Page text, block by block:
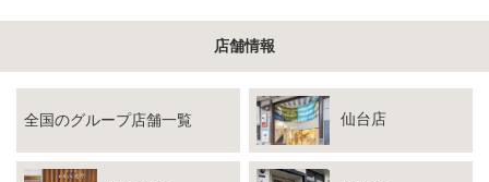
店舗情報
全国のグループ店舗一覧 仙台店